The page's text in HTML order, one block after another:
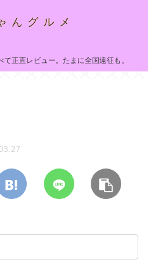
んグルメ
正直レビュー。たまに全国遠征も。